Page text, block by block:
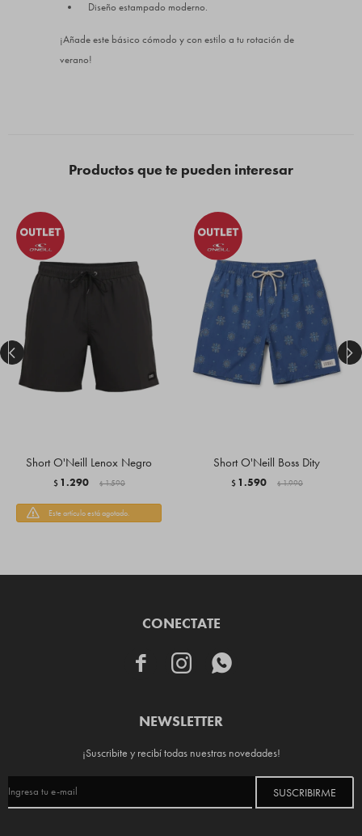
Diseño estampado moderno.
¡Añade este básico cómodo y con estilo a tu rotación de
verano!
Productos que te pueden interesar
Short O'Neill Lenox Negro
$ 1.290 $ 1.590
Este artículo está agotado.
Short O'Neill Boss Dity
$ 1.590 $ 1.990
 
CONECTATE
  
NEWSLETTER
¡Suscribite y recibí todas nuestras novedades!
SUSCRIBIRME